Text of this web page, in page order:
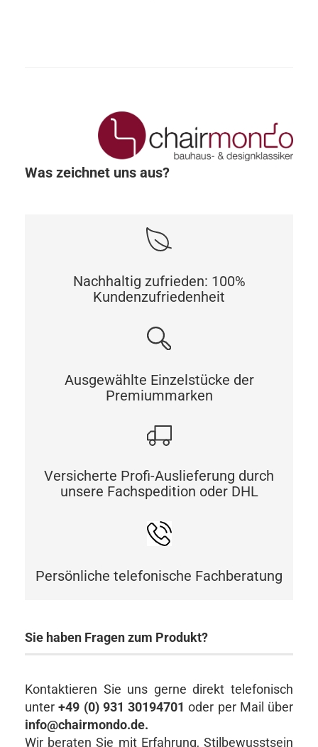
Was zeichnet uns aus?
Nachhaltig zufrieden: 100%
Kundenzufriedenheit
Ausgewählte Einzelstücke der
Premiummarken
Versicherte Profi-Auslieferung durch
unsere Fachspedition oder DHL
Persönliche telefonische Fachberatung
Sie haben Fragen zum Produkt?
Kontaktieren Sie uns gerne direkt telefonisch
unter +49 (0) 931 30194701 oder per Mail über
info@chairmondo.de.
Wir beraten Sie mit Erfahrung, Stilbewusstsein